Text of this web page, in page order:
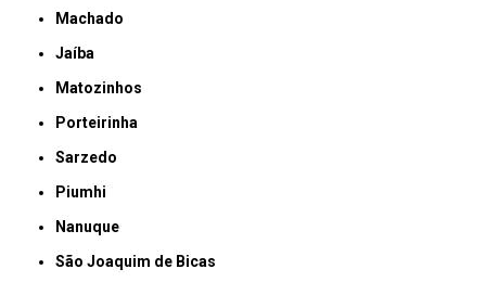
Machado
Jaíba
Matozinhos
Porteirinha
Sarzedo
Piumhi
Nanuque
São Joaquim de Bicas